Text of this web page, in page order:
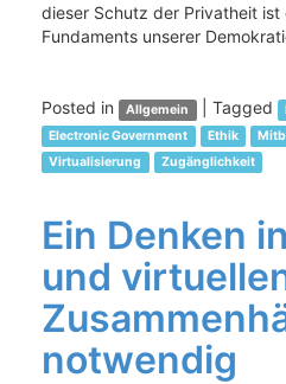
dieser Schutz der Privatheit
Fundaments unserer
Posted in Allgemein Tagged
Electronic Government
Ethik
Virtualisierung
Zugänglichkeit
Ein Denken
und
notwendig